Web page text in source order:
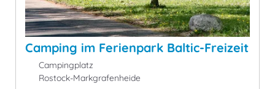
Camping im Ferienpark Baltic-Freizeit
Campingplatz
Rostock-Markgrafenheide